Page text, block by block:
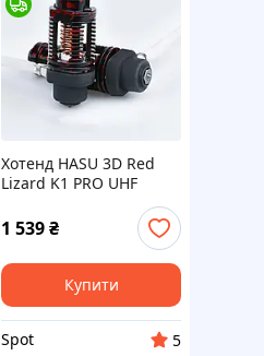
Хотенд HASU 3D Red
Lizard K1 PRO UHF
керамічний нагрівач
115Вт 350°C
суцільнометалевий
червоний
1 539₴
Купити
Spot
5